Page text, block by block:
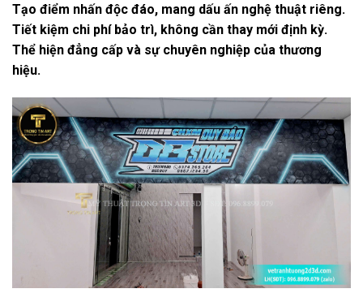
Tạo điểm nhấn độc đáo, mang dấu ấn nghệ thuật riêng.
Tiết kiệm chi phí bảo trì, không cần thay mới định kỳ.
Thể hiện đẳng cấp và sự chuyên nghiệp của thương
hiệu.